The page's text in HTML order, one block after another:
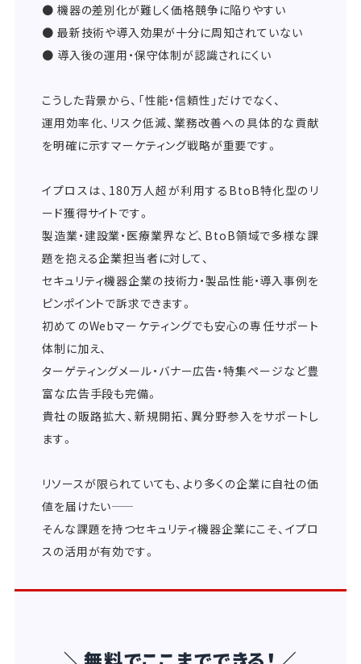
● 機器の差別化が難しく価格競争に陥りやすい
● 最新技術や導入効果が十分に周知されていない
● 導入後の運用・保守体制が認識されにくい
こうした背景から、「性能・信頼性」だけでなく、
運用効率化、リスク低減、業務改善への具体的な貢献
を明確に示すマーケティング戦略が重要です。
イプロスは、180万人超が利用するBtoB特化型のリ
ード獲得サイトです。
製造業・建設業・医療業界など、BtoB領域で多様な課
題を抱える企業担当者に対して、
セキュリティ機器企業の技術力・製品性能・導入事例を
ピンポイントで訴求できます。
初めてのWebマーケティングでも安心の専任サポート
体制に加え、
ターゲティングメール・バナー広告・特集ページなど豊
富な広告手段も完備。
貴社の販路拡大、新規開拓、異分野参入をサポートし
ます。
リソースが限られていても、より多くの企業に自社の価
値を届けたい――
そんな課題を持つセキュリティ機器企業にこそ、イプロ
スの活用が有効です。